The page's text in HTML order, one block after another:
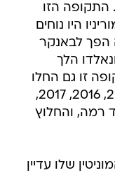
הזו
היו נוחים
הפך לבאנקר
הלך
זו גם החלו
לזרום הזכיות בליגת האלופות. 2014, 2016, 2017,
רמה, והחלוץ
שלו עדיין